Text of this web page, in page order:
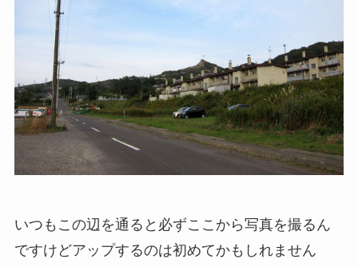
いつもこの辺を通ると必ずここから写真を撮るん
ですけどアップするのは初めてかもしれません